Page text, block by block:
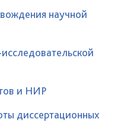
научной
и НИР
диссертационных